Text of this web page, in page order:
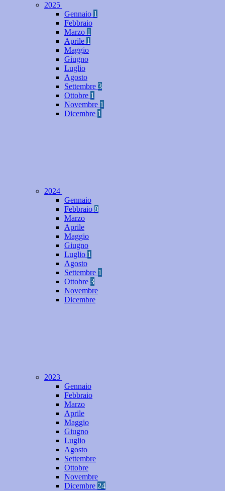
2025
Gennaio 1
Febbraio
Marzo 1
Aprile 1
Maggio
Giugno
Luglio
Agosto
Settembre 3
Ottobre 1
Novembre 1
Dicembre 1
2024
Gennaio
Febbraio 8
Marzo
Aprile
Maggio
Giugno
Luglio 1
Agosto
Settembre 1
Ottobre 3
Novembre
Dicembre
2023
Gennaio
Febbraio
Marzo
Aprile
Maggio
Giugno
Luglio
Agosto
Settembre
Ottobre
Novembre
Dicembre 24